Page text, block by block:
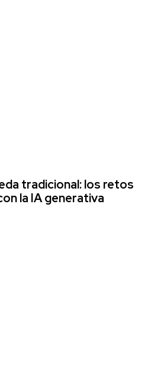
tradicional: los retos
la IA generativa